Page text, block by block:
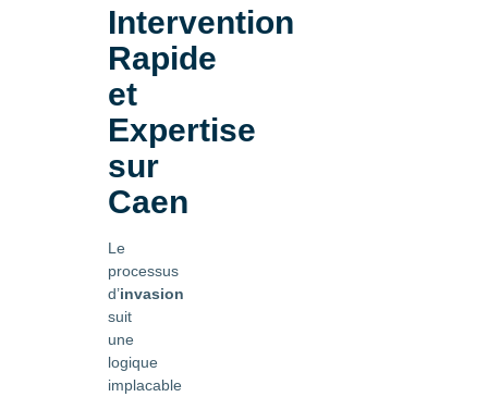
Intervention
Rapide
et
Expertise
sur
Caen
Le
processus
d’invasion
suit
une
logique
implacable